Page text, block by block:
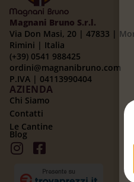
Magnani Bruno S.r.l.
Via Don Masi, 20 | 47833 |
Rimini | Italia
(+39) 0541 988425
ordini@magnanibruno.com
P.IVA | 04113990404
AZIENDA
Chi Siamo
Contatti
Le Cantine
Blog